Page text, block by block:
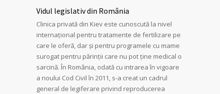
Vidul legislativ din România
Clinica privată din Kiev este cunoscută la nivel
internațional pentru tratamente de fertilizare pe
care le oferă, dar și pentru programele cu mame
surogat pentru părinții care nu pot ține medical o
sarcină. În România, odată cu intrarea în vigoare
a noului Cod Civil în 2011, s-a creat un cadrul
general de legiferare privind reproducerea